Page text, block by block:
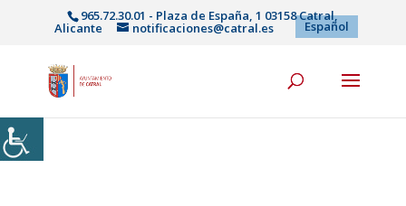
965.72.30.01 - Plaza de España, 1 03158 Catral,
Alicante notificaciones@catral.es Español